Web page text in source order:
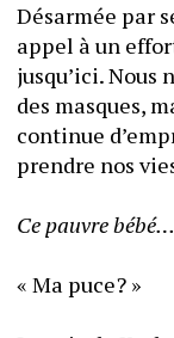
Désarmée par
appel à un
jusqu’ici.
des masques,
continue
prendre nos
« Ma puce? »